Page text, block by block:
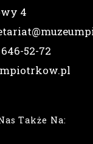
4
52-72
Także Na: